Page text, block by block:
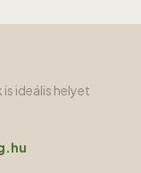
ideális helyet